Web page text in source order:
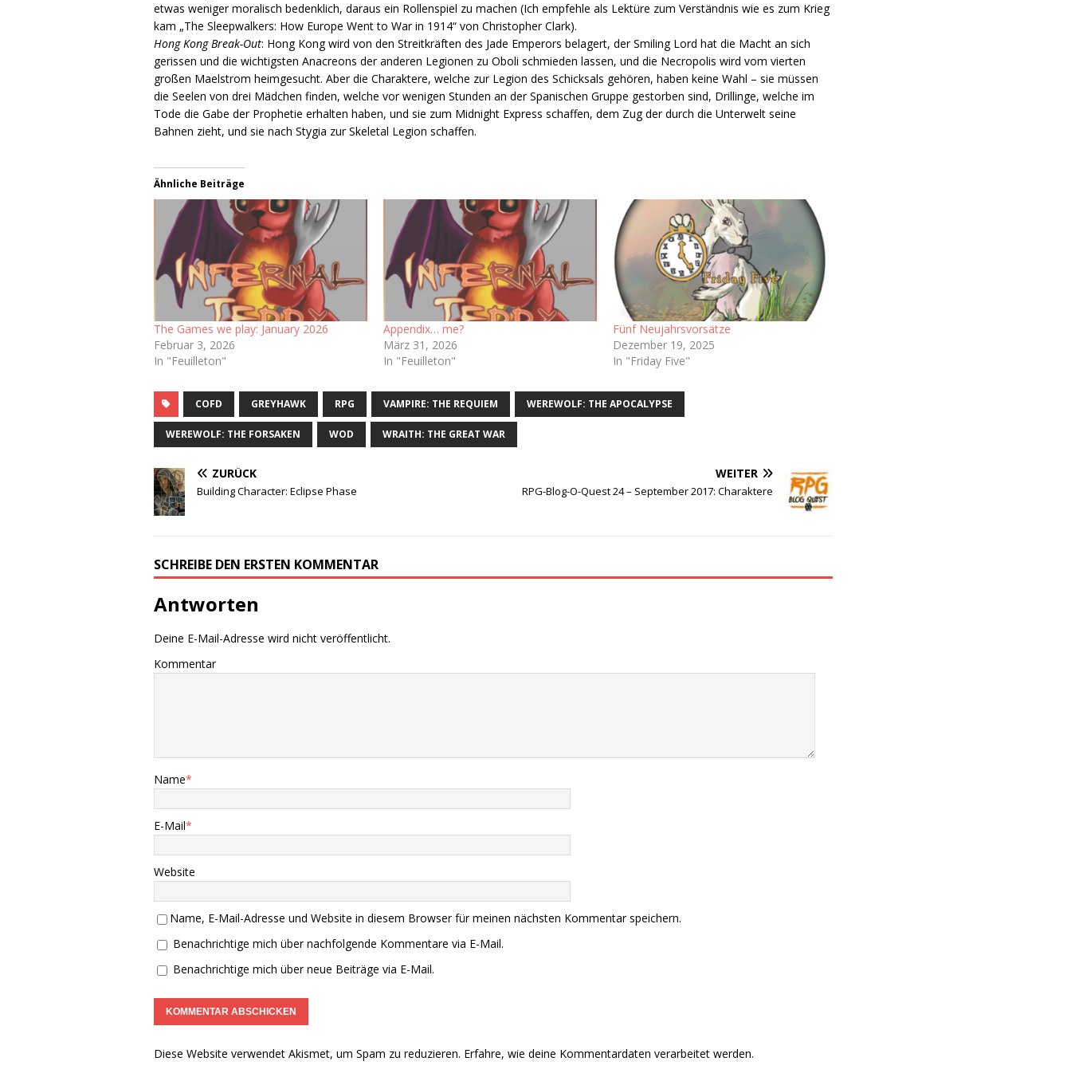
etwas weniger moralisch bedenklich, daraus ein Rollenspiel zu machen (Ich empfehle als Lektüre zum Verständnis wie es zum Krieg
kam „The Sleepwalkers: How Europe Went to War in 1914“ von Christopher Clark).
Hong Kong Break-Out: Hong Kong wird von den Streitkräften des Jade Emperors belagert, der Smiling Lord hat die Macht an sich
gerissen und die wichtigsten Anacreons der anderen Legionen zu Oboli schmieden lassen, und die Necropolis wird vom vierten
großen Maelstrom heimgesucht. Aber die Charaktere, welche zur Legion des Schicksals gehören, haben keine Wahl – sie müssen
die Seelen von drei Mädchen finden, welche vor wenigen Stunden an der Spanischen Gruppe gestorben sind, Drillinge, welche im
Tode die Gabe der Prophetie erhalten haben, und sie zum Midnight Express schaffen, dem Zug der durch die Unterwelt seine
Bahnen zieht, und sie nach Stygia zur Skeletal Legion schaffen.
Ähnliche Beiträge
The Games we play: January 2026
Februar 3, 2026
In "Feuilleton"
Appendix… me?
März 31, 2026
In "Feuilleton"
Fünf Neujahrsvorsätze
Dezember 19, 2025
In "Friday Five"
COFD GREYHAWK RPG VAMPIRE: THE REQUIEM WEREWOLF: THE APOCALYPSE
WEREWOLF: THE FORSAKEN WOD WRAITH: THE GREAT WAR
ZURÜCK
Building Character: Eclipse Phase
WEITER
RPG-Blog-O-Quest 24 – September 2017: Charaktere
SCHREIBE DEN ERSTEN KOMMENTAR
Antworten
Deine E-Mail-Adresse wird nicht veröffentlicht.
Kommentar
Name*
E-Mail*
Website
Name, E-Mail-Adresse und Website in diesem Browser für meinen nächsten Kommentar speichern.
Benachrichtige mich über nachfolgende Kommentare via E-Mail.
Benachrichtige mich über neue Beiträge via E-Mail.
Diese Website verwendet Akismet, um Spam zu reduzieren. Erfahre, wie deine Kommentardaten verarbeitet werden.